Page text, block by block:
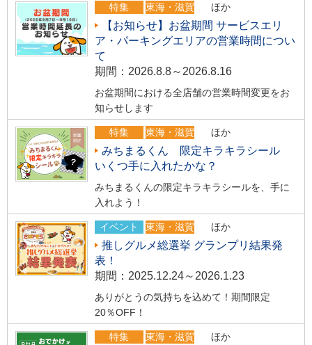
特集 東海・滋賀 ほか
【お知らせ】お盆期間 サービスエリ
ア・パーキングエリアの営業時間につい
て
期間：2026.8.8～2026.8.16
お盆期間における全店舗の営業時間変更をお
知らせします
特集 東海・滋賀 ほか
みちまるくん 限定キラキラシール
いくつ手に入れたかな？
みちまるくんの限定キラキラシールを、手に
入れよう！
イベント 東海・滋賀 ほか
推しグルメ総選挙 グランプリ結果発
表！
期間：2025.12.24～2026.1.23
ありがとうの気持ちを込めて！期間限定
20％OFF！
特集 東海・滋賀 ほか